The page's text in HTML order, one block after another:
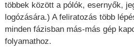
többek között a pólók, esernyők,
logózására.) A feliratozás több
minden fázisban más-más gép
folyamathoz.